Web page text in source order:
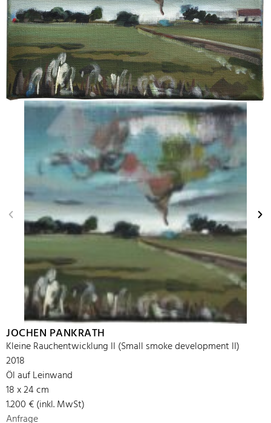
JOCHEN PANKRATH
Kleine Rauchentwicklung II (Small smoke development II)
2018
Öl auf Leinwand
18 x 24 cm
1.200 € (inkl. MwSt)
Anfrage